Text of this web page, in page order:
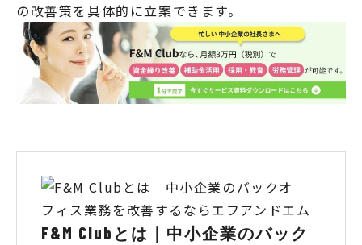
の改善策を具体的に立案できます。
F&M Clubとは｜中小企業のバック